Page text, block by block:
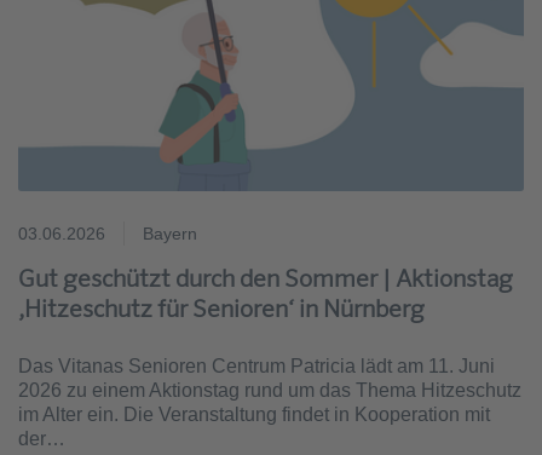
03.06.2026 Bayern
Gut geschützt durch den Sommer | Aktionstag
‚Hitzeschutz für Senioren‘ in Nürnberg
Das Vitanas Senioren Centrum Patricia lädt am 11. Juni
2026 zu einem Aktionstag rund um das Thema Hitzeschutz
im Alter ein. Die Veranstaltung findet in Kooperation mit
der…